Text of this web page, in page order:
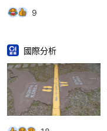
9
國際分析